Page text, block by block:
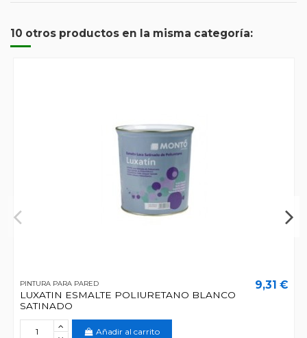
10 otros productos en la misma categoría:
PINTURA PARA PARED
LUXATIN ESMALTE POLIURETANO BLANCO
SATINADO
9,31 €
Añadir al carrito